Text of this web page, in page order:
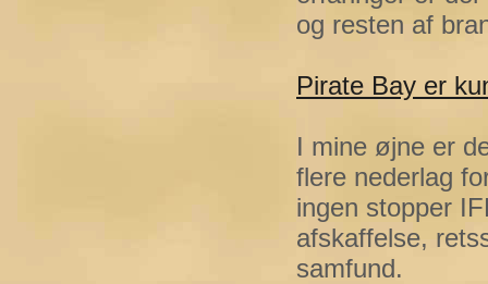
og resten af
Pirate Bay er
I mine øjne er
flere nederlag
ingen stopper
afskaffelse,
samfund.